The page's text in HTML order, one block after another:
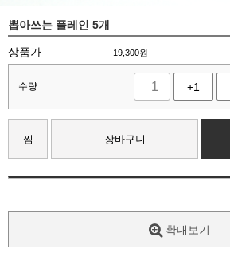
뽑아쓰는 플레인 5개
상품가 19,300원
수량 +1
찜 장바구니
확대보기